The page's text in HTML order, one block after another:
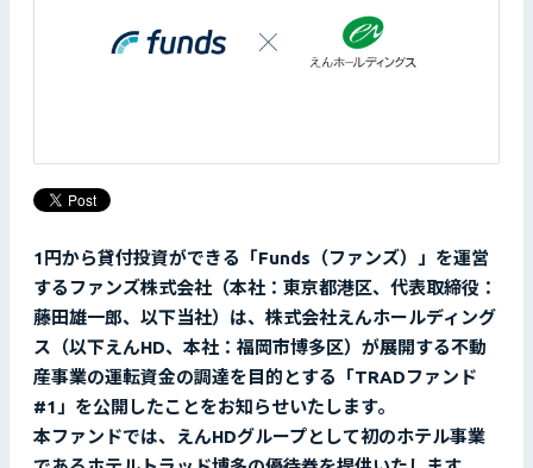
1円から貸付投資ができる「Funds（ファンズ）」を運営
するファンズ株式会社（本社：東京都港区、代表取締役：
藤田雄一郎、以下当社）は、株式会社えんホールディング
ス（以下えんHD、本社：福岡市博多区）が展開する不動
産事業の運転資金の調達を目的とする「TRADファンド
#1」を公開したことをお知らせいたします。
本ファンドでは、えんHDグループとして初のホテル事業